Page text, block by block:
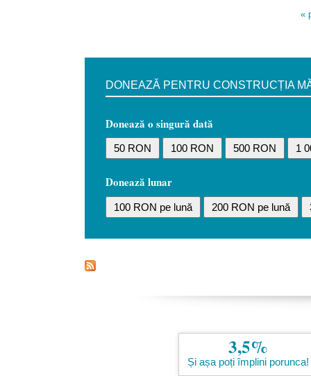
«
DONEAZĂ PENTRU CONSTRUCȚIA
Donează o singură dată
50 RON 100 RON 500 RON 1
Donează lunar
100 RON pe lună 200 RON pe lună
3,5%
Și așa poți împlini porunca!